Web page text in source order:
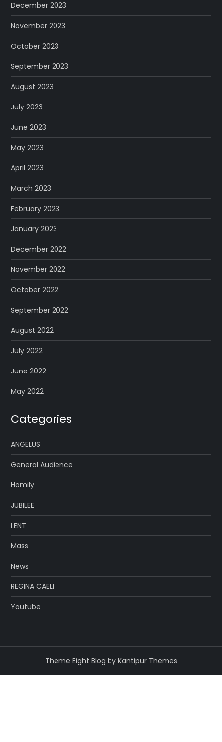
December 2023
November 2023
October 2023
September 2023
August 2023
July 2023
June 2023
May 2023
April 2023
March 2023
February 2023
January 2023
December 2022
November 2022
October 2022
September 2022
August 2022
July 2022
June 2022
May 2022
Categories
ANGELUS
General Audience
Homily
JUBILEE
LENT
Mass
News
REGINA CAELI
Youtube
Theme Eight Blog by Kantipur Themes